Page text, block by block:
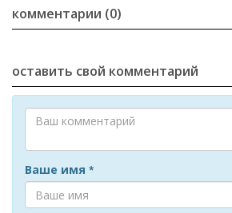
комментарии (0)
оставить свой комментарий
Ваше имя *